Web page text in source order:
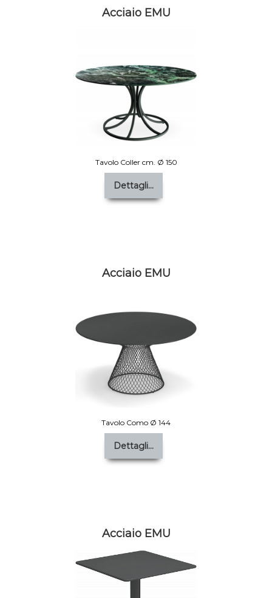
Acciaio EMU
Tavolo Coller cm. Ø 150
Dettagli...
Acciaio EMU
Tavolo Como Ø 144
Dettagli...
Acciaio EMU